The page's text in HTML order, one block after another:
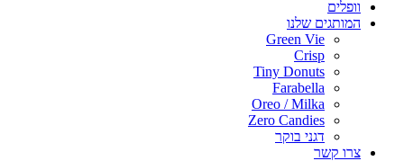
וופלים
המותגים שלנו
Green Vie
Crisp
Tiny Donuts
Farabella
Oreo / Milka
Zero Candies
דגני בוקר
צרו קשר